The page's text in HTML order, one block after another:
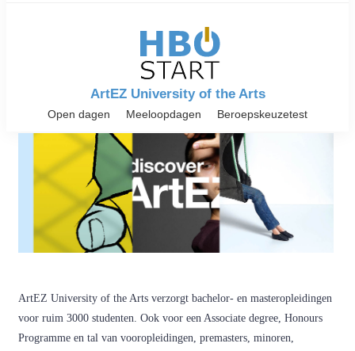
ArtEZ University of the Arts
Open dagen Meeloopdagen Beroepskeuzetest
ArtEZ University of the Arts verzorgt bachelor- en masteropleidingen
voor ruim 3000 studenten. Ook voor een Associate degree, Honours
Programme en tal van vooropleidingen, premasters, minoren,